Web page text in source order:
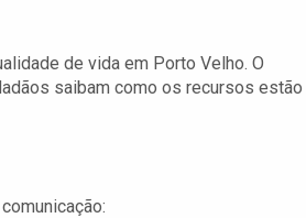
de vida em Porto Velho. O
saibam como os recursos estão